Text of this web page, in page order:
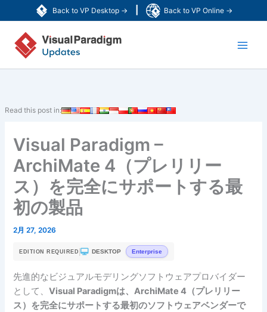
Back to VP Desktop → Back to VP Online →
容
Read this post in:
Visual Paradigm –
ArchiMate 4（プレリリー
ス）を完全にサポートする最
初の製品
2月 27, 2026
EDITION REQUIRED | DESKTOP Enterprise
先進的なビジュアルモデリングソフトウェアプロバイダー
として、Visual Paradigmは、ArchiMate 4（プレリリー
ス）を完全にサポートする最初のソフトウェアベンダーで